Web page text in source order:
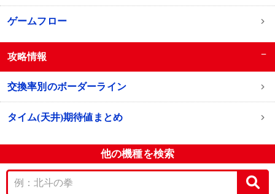
ゲームフロー
攻略情報 −
交換率別のボーダーライン
タイム(天井)期待値まとめ
他の機種を検索